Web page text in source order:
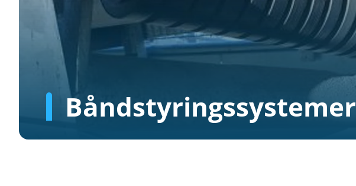
Båndstyringssystemer